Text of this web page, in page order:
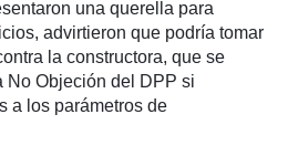
una querella para
advirtieron que podría tomar
la constructora, que se
No Objeción del DPP si
a los parámetros de